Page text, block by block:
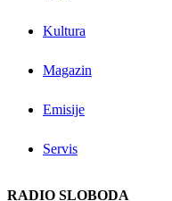
Kultura
Magazin
Emisije
Servis
RADIO SLOBODA